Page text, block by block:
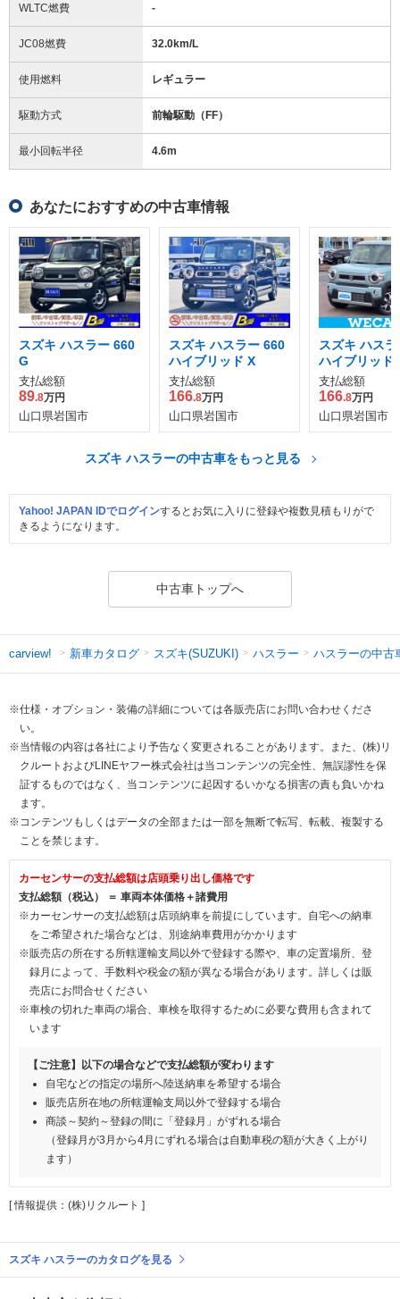
WLTC燃費 -
JC08燃費 32.0km/L
使用燃料 レギュラー
駆動方式 前輪駆動（FF）
最小回転半径 4.6m
あなたにおすすめの中古車情報
スズキ ハスラー 660
G
支払総額
89.8万円
山口県岩国市
スズキ ハスラー 660
ハイブリッド X
支払総額
166.8万円
山口県岩国市
スズキ ハス
ハイブリッド
支払総額
166.8万円
山口県岩国市
スズキ ハスラーの中古車をもっと見る
Yahoo! JAPAN IDでログインするとお気に入りに登録や複数見積もりがで
きるようになります。
中古車トップへ
carview! 新車カタログ スズキ(SUZUKI) ハスラー ハスラーの中古
※仕様・オプション・装備の詳細については各販売店にお問い合わせくださ
い。
※当情報の内容は各社により予告なく変更されることがあります。また、(株)リ
クルートおよびLINEヤフー株式会社は当コンテンツの完全性、無誤謬性を保
証するものではなく、当コンテンツに起因するいかなる損害の責も負いかね
ます。
※コンテンツもしくはデータの全部または一部を無断で転写、転載、複製する
ことを禁じます。
カーセンサーの支払総額は店頭乗り出し価格です
支払総額（税込） ＝ 車両本体価格＋諸費用
※カーセンサーの支払総額は店頭納車を前提にしています。自宅への納車
をご希望された場合などは、別途納車費用がかかります
※販売店の所在する所轄運輸支局以外で登録する際や、車の定置場所、登
録月によって、手数料や税金の額が異なる場合があります。詳しくは販
売店にお問合せください
※車検の切れた車両の場合、車検を取得するために必要な費用も含まれて
います
【ご注意】以下の場合などで支払総額が変わります
自宅などの指定の場所へ陸送納車を希望する場合
販売店所在地の所轄運輸支局以外で登録する場合
商談～契約～登録の間に「登録月」がずれる場合
（登録月が3月から4月にずれる場合は自動車税の額が大きく上がり
ます）
[ 情報提供：(株)リクルート ]
スズキ ハスラーのカタログを見る